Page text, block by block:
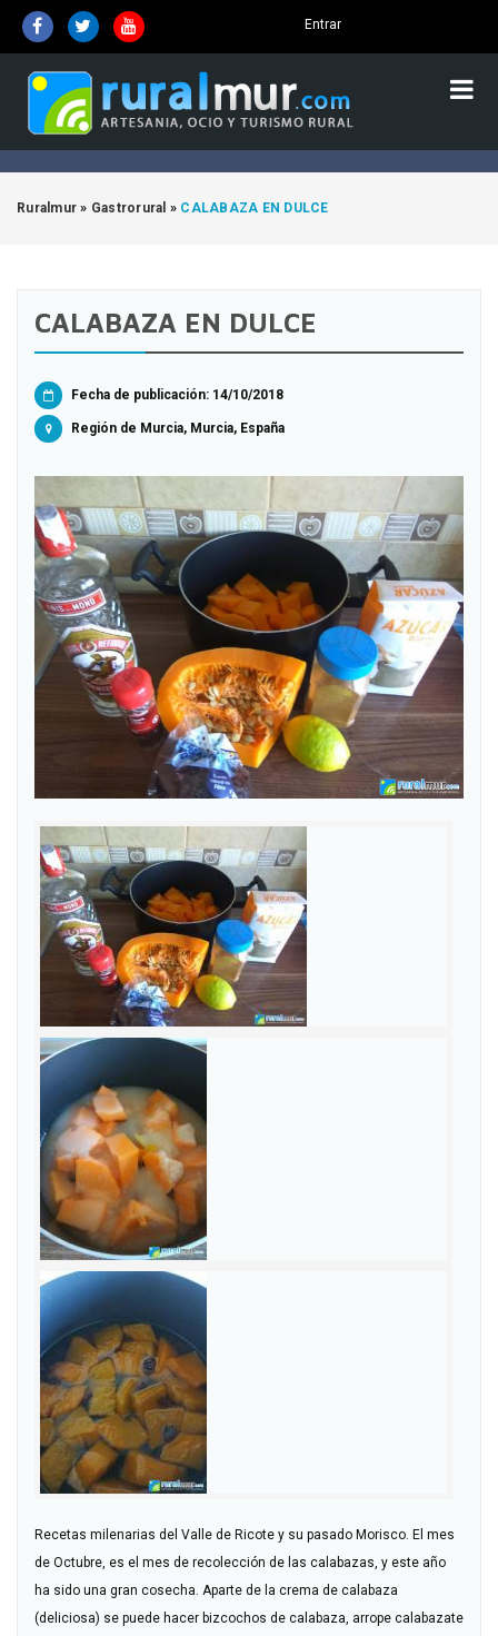
Entrar
Ruralmur » Gastrorural » CALABAZA EN DULCE
CALABAZA EN DULCE
Fecha de publicación: 14/10/2018
Región de Murcia, Murcia, España
Recetas milenarias del Valle de Ricote y su pasado Morisco. El mes
de Octubre, es el mes de recolección de las calabazas, y este año
ha sido una gran cosecha. Aparte de la crema de calabaza
(deliciosa) se puede hacer bizcochos de calabaza, arrope calabazate